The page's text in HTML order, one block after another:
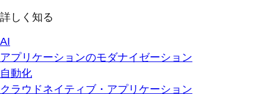
詳しく知る
AI
アプリケーションのモダナイゼーション
自動化
クラウドネイティブ・アプリケーション